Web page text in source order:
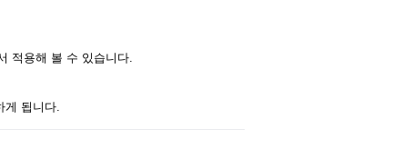
적용해 볼 수 있습니다.
됩니다.